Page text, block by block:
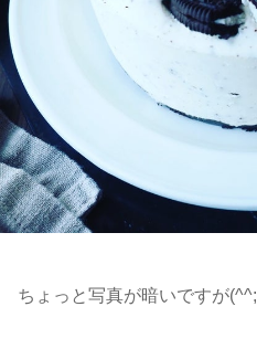
ちょっと写真が暗いですが(^^;